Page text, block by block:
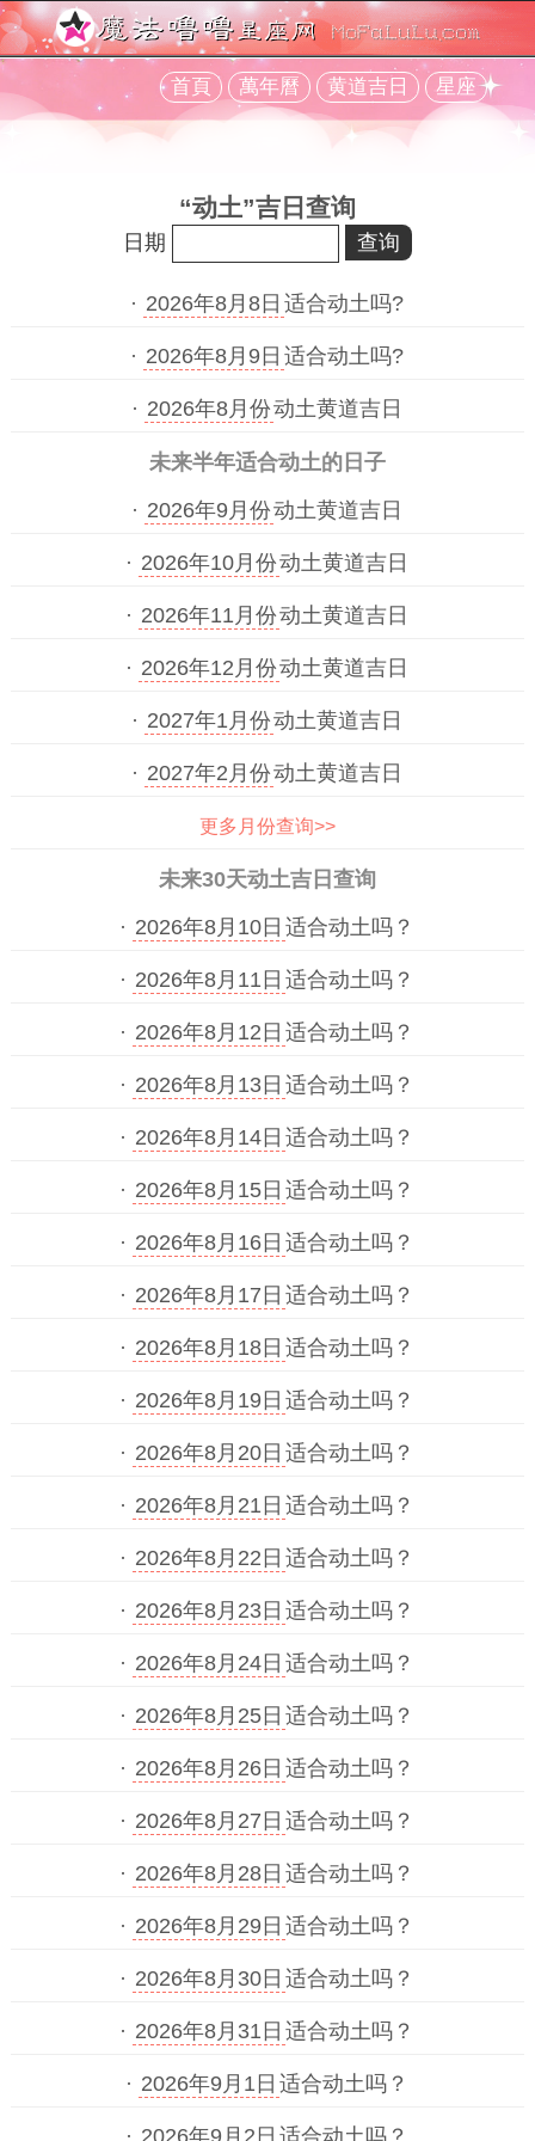
首頁 萬年曆 黄道吉日 星座
“动土”吉日查询
日期
· 2026年8月8日 适合动土吗?
· 2026年8月9日 适合动土吗?
· 2026年8月份动土黄道吉日
未来半年适合动土的日子
· 2026年9月份动土黄道吉日
· 2026年10月份动土黄道吉日
· 2026年11月份动土黄道吉日
· 2026年12月份动土黄道吉日
· 2027年1月份动土黄道吉日
· 2027年2月份动土黄道吉日
更多月份查询>>
未来30天动土吉日查询
· 2026年8月10日 适合动土吗？
· 2026年8月11日 适合动土吗？
· 2026年8月12日 适合动土吗？
· 2026年8月13日 适合动土吗？
· 2026年8月14日 适合动土吗？
· 2026年8月15日 适合动土吗？
· 2026年8月16日 适合动土吗？
· 2026年8月17日 适合动土吗？
· 2026年8月18日 适合动土吗？
· 2026年8月19日 适合动土吗？
· 2026年8月20日 适合动土吗？
· 2026年8月21日 适合动土吗？
· 2026年8月22日 适合动土吗？
· 2026年8月23日 适合动土吗？
· 2026年8月24日 适合动土吗？
· 2026年8月25日 适合动土吗？
· 2026年8月26日 适合动土吗？
· 2026年8月27日 适合动土吗？
· 2026年8月28日 适合动土吗？
· 2026年8月29日 适合动土吗？
· 2026年8月30日 适合动土吗？
· 2026年8月31日 适合动土吗？
· 2026年9月1日 适合动土吗？
· 2026年9月2日 适合动土吗？